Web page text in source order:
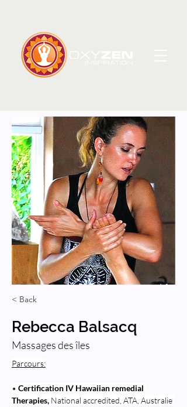
< Back
Rebecca Balsacq
Massages des îles
Parcours:
• Certification IV Hawaiian remedial
Therapies, National accredited, ATA, Australie